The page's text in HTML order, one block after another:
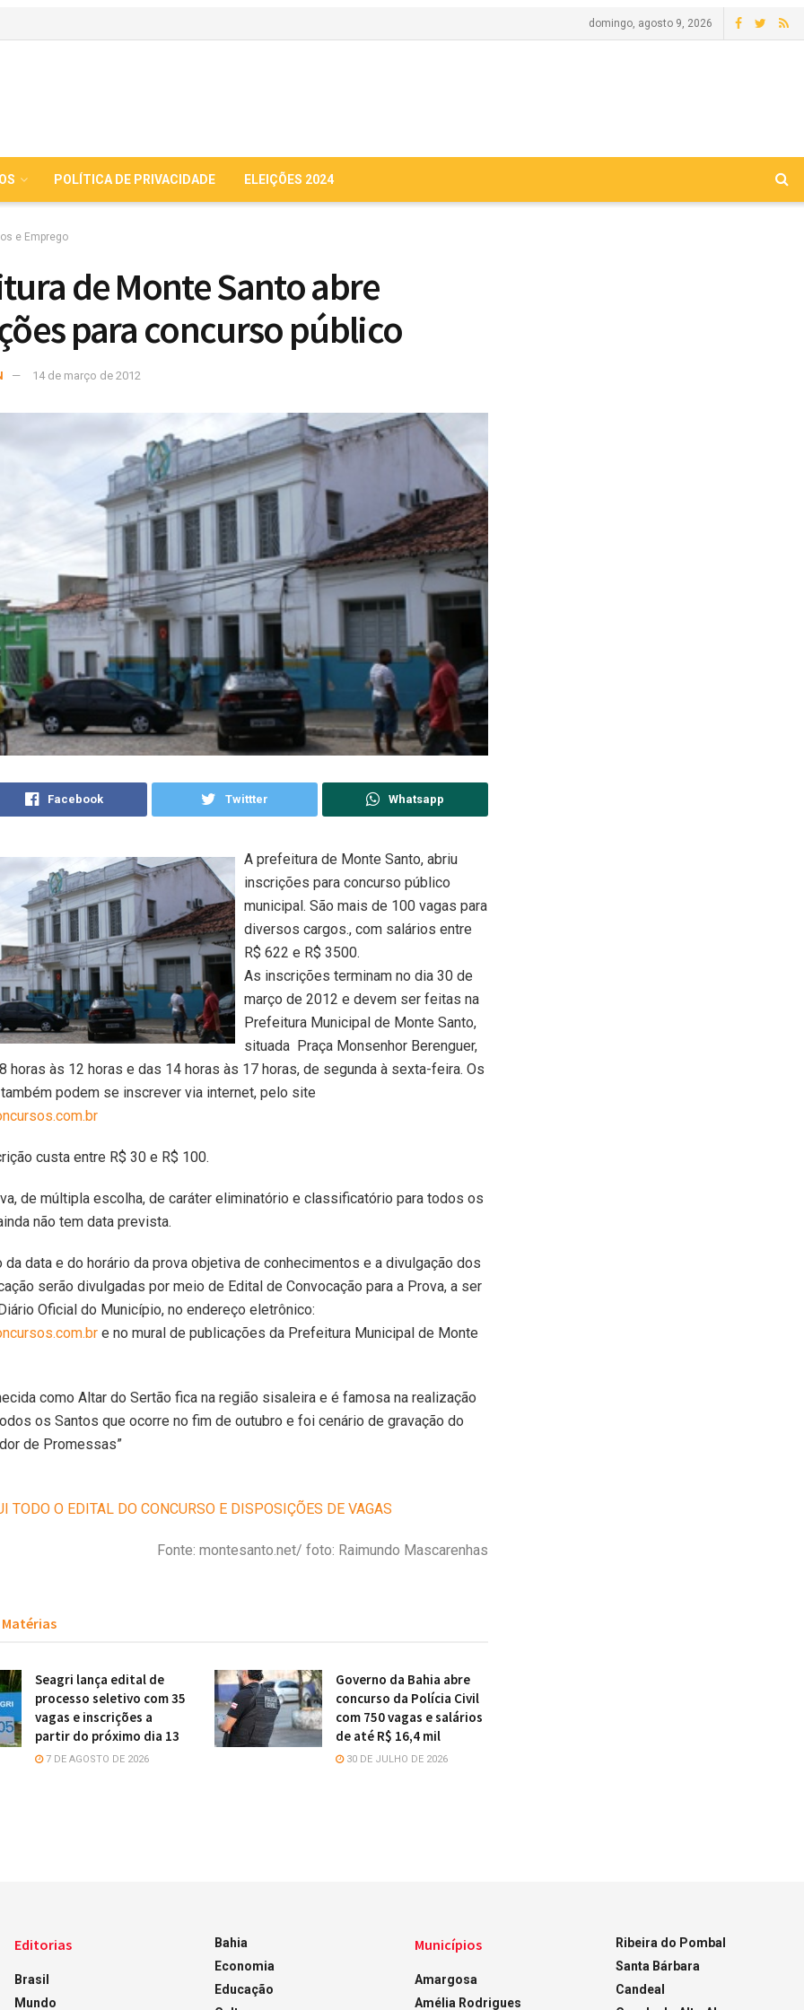
domingo, agosto 9, 2026
POLÍTICA DE PRIVACIDADE ELEIÇÕES 2024
e Emprego
de Monte Santo abre
para concurso público
14 de março de 2012
Facebook Twittter Whatsapp
A prefeitura de Monte Santo, abriu
inscrições para concurso público
municipal. São mais de 100 vagas para
diversos cargos., com salários entre
R$ 622 e R$ 3500.
As inscrições terminam no dia 30 de
março de 2012 e devem ser feitas na
Prefeitura Municipal de Monte Santo,
situada Praça Monsenhor Berenguer,
horas às 12 horas e das 14 horas às 17 horas, de segunda à sexta-feira. Os
podem se inscrever via internet, pelo site
custa entre R$ 30 e R$ 100.
de múltipla escolha, de caráter eliminatório e classificatório para todos os
não tem data prevista.
da data e do horário da prova objetiva de conhecimentos e a divulgação dos
serão divulgadas por meio de Edital de Convocação para a Prova, a ser
Oficial do Município, no endereço eletrônico:
e no mural de publicações da Prefeitura Municipal de Monte
como Altar do Sertão fica na região sisaleira e é famosa na realização
os Santos que ocorre no fim de outubro e foi cenário de gravação do
de Promessas”
TODO O EDITAL DO CONCURSO E DISPOSIÇÕES DE VAGAS
Fonte: montesanto.net/ foto: Raimundo Mascarenhas
Matérias
Seagri lança edital de
processo seletivo com 35
vagas e inscrições a
partir do próximo dia 13
7 DE AGOSTO DE 2026
Governo da Bahia abre
concurso da Polícia Civil
com 750 vagas e salários
de até R$ 16,4 mil
30 DE JULHO DE 2026
Editorias
Brasil
Mundo
Bahia
Economia
Educação
Municípios
Amargosa
Amélia Rodrigues
Ribeira do Pombal
Santa Bárbara
Candeal